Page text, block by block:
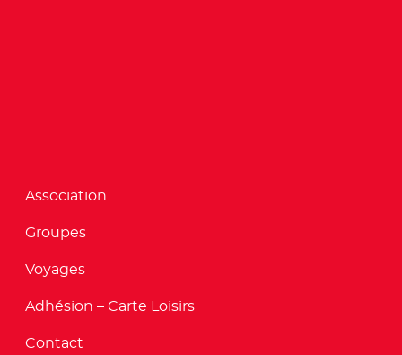
Association
Groupes
Voyages
Adhésion – Carte Loisirs
Contact